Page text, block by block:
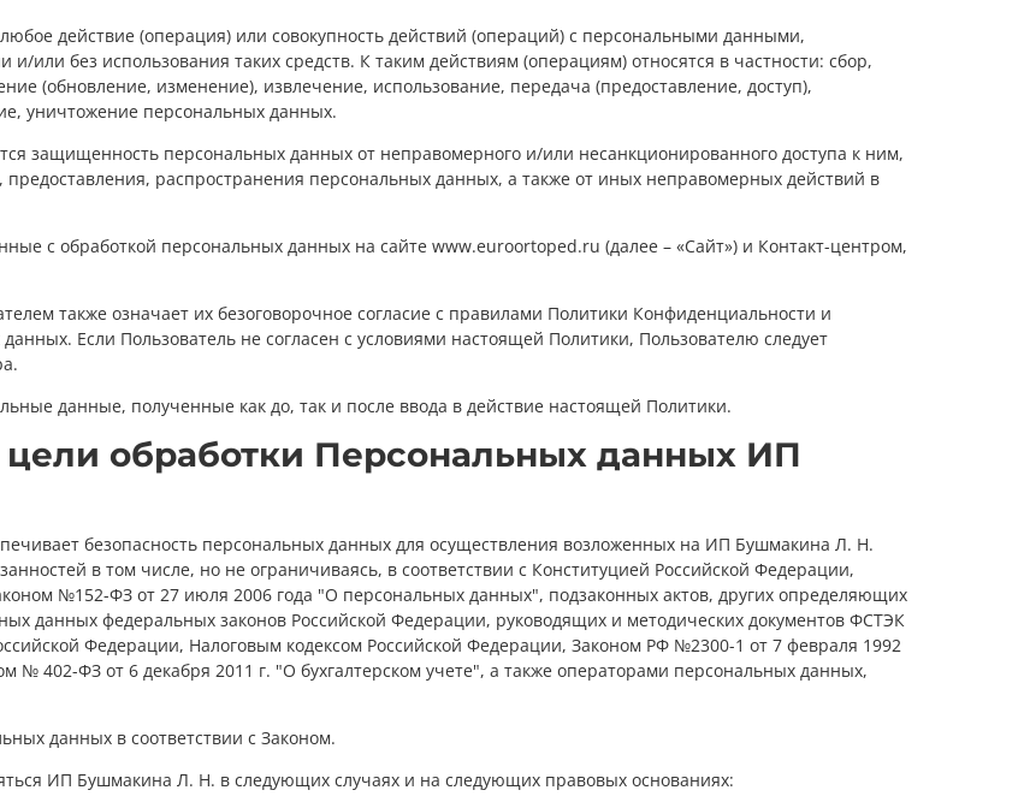
действие (операция) или совокупность действий (операций) с персональными данными,
или без использования таких средств. К таким действиям (операциям) относятся в частности: сбор,
(обновление, изменение), извлечение, использование, передача (предоставление, доступ),
уничтожение персональных данных.
защищенность персональных данных от неправомерного и/или несанкционированного доступа к ним,
распространения персональных данных, а также от иных неправомерных действий в
с обработкой персональных данных на сайте www.euroortoped.ru (далее – «Сайт») и Контакт-центром,
также означает их безоговорочное согласие с правилами Политики Конфиденциальности и
Если Пользователь не согласен с условиями настоящей Политики, Пользователю следует
данные, полученные как до, так и после ввода в действие настоящей Политики.
обработки Персональных данных ИП
безопасность персональных данных для осуществления возложенных на ИП Бушмакина Л. Н.
в том числе, но не ограничиваясь, в соответствии с Конституцией Российской Федерации,
№152-ФЗ от 27 июля 2006 года "О персональных данных", подзаконных актов, других определяющих
данных федеральных законов Российской Федерации, руководящих и методических документов ФСТЭК
Федерации, Налоговым кодексом Российской Федерации, Законом РФ №2300-1 от 7 февраля 1992
402-ФЗ от 6 декабря 2011 г. "О бухгалтерском учете", а также операторами персональных данных,
данных в соответствии с Законом.
ИП Бушмакина Л. Н. в следующих случаях и на следующих правовых основаниях: